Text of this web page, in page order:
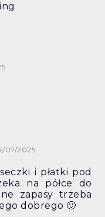
07/2025
i płatki pod
na półce do
zapasy trzeba
dobrego 🙂